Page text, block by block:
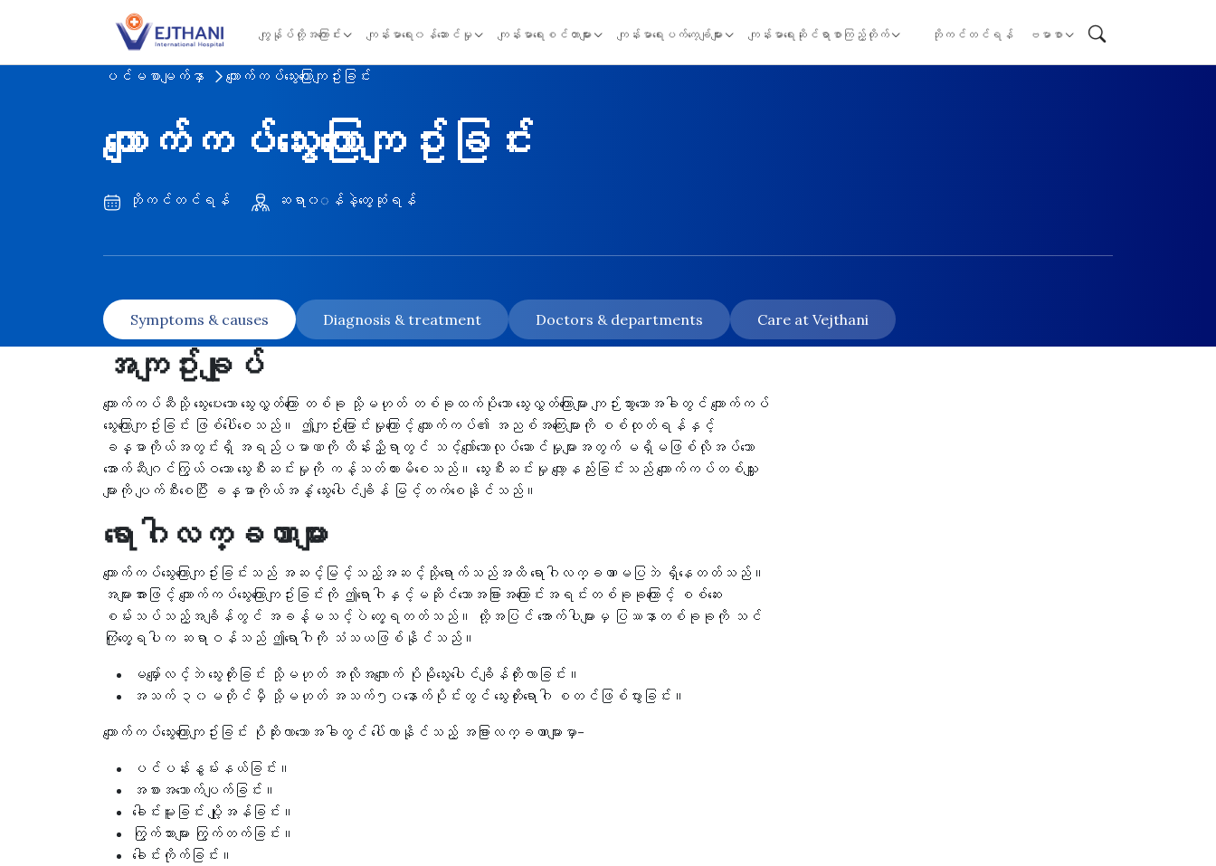
ကျွန်ုပ်တို့အကြောင်း ကျန်းမာရေး၀န်ဆောင်မှု ကျန်းမာရေးစင်တာများ ကျန်းမာရေးပက်ကေ့ချ်များ ကျန်းမာရေးဆိုင်ရာစာကြည့်တိုက် ဘိုကင်တင်ရန် ဗမာစာ
ပင်မစာမျက်နှာ ကျောက်ကပ်သွေးကြောကျဥ်းခြင်း
ကျောက်ကပ်သွေးကြောကျဥ်းခြင်း
ဘိုကင်တင်ရန် ဆရာ၀◌န်နဲ့တွေ့ဆုံရန်
Symptoms & causes Diagnosis & treatment Doctors & departments Care at Vejthani
အကျဥ်းချုပ်
ကျောက်ကပ်ဆီသို့ သွေးပေးသော သွေးလွှတ်ကြော တစ်ခု သို့မဟုတ် တစ်ခုထက်ပိုသော သွေးလွှတ်ကြောများ ကျဉ်းသွားသောအခါတွင် ကျောက်ကပ်
သွေးကြောကျဥ်းခြင်း ဖြစ်ပေါ်စေသည်။ ဤကျဉ်းမြောင်းမှုကြောင့် ကျောက်ကပ်၏ အညစ်အကြေးများကို စစ်ထုတ်ရန်နှင့်
ခန္ဓာကိုယ်အတွင်းရှိ အရည်ပမာဏကို ထိန်းညှိရာတွင် သင့်လျော်သောလုပ်ဆောင်မှုများအတွက် မရှိမဖြစ်လိုအပ်သော
အောက်ဆီဂျင်ကြွယ်ဝသော သွေးစီးဆင်းမှုကို ကန့်သတ်ထားမိစေသည်။ သွေးစီးဆင်းမှု လျော့နည်းခြင်းသည် ကျောက်ကပ်တစ်သျှူး
များကို ပျက်စီးစေပြီး ခန္ဓာကိုယ်အနှံ့ သွေးပေါင်ချိန် မြင့်တက်စေနိုင်သည်။
ရောဂါလက္ခဏာများ
ကျောက်ကပ်သွေးကြောကျဥ်းခြင်းသည် အဆင့်မြင့်သည့်အဆင့်သို့ရောက်သည်အထိ ရောဂါလက္ခဏာမပြဘဲ ရှိနေတတ်သည်။
အများအားဖြင့် ကျောက်ကပ်သွေးကြောကျဥ်းခြင်းကို ဤရောဂါနှင့်မဆိုင်သောအခြားအကြောင်းအရင်းတစ်ခုခုကြောင့် စစ်ဆေး
စမ်းသပ်သည့်အချိန်တွင် အခန့်မသင့်ပဲ တွေ့ရတတ်သည်။ ထို့အပြင် အောက်ပါများမှ ပြဿနာတစ်ခုခုကို သင်
ကြုံတွေ့ရပါက ဆရာဝန်သည် ဤရောဂါကို သံသယဖြစ်နိုင်သည်။
မမျှော်လင့်ဘဲ သွေးတိုးခြင်း သို့မဟုတ် အလိုအလျောက် ပိုမိုသွေးပေါင်ချိန်တိုးလာခြင်း။
အသက် ၃၀မတိုင်မှီ သို့မဟုတ် အသက်၅၀နောက်ပိုင်းတွင် သွေးတိုးရောဂါ စတင်ဖြစ်ပွားခြင်း။
ကျောက်ကပ်သွေးကြောကျဥ်းခြင်း ပိုဆိုးလာသောအခါတွင် ပေါ်လာနိုင်သည့် အခြားလက္ခဏာများမှာ-
ပင်ပန်းနွမ်းနယ်ခြင်း။
အစားအသောက်ပျက်ခြင်း။
ခေါင်းမူးခြင်း ပျို့အန်ခြင်း။
ကြွက်သားများ ကြွက်တက်ခြင်း။
ခေါင်းကိုက်ခြင်း။